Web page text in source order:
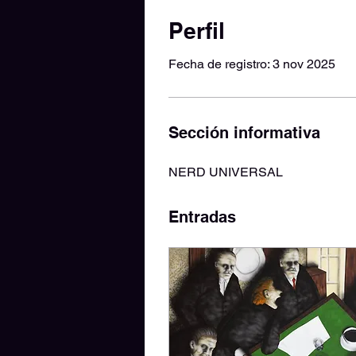
Perfil
Fecha de registro: 3 nov 2025
Sección informativa
NERD UNIVERSAL
Entradas